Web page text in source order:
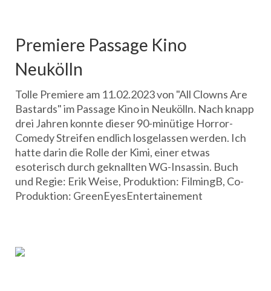
Premiere Passage Kino
Neukölln
Tolle Premiere am 11.02.2023 von "All Clowns Are
Bastards" im Passage Kino in Neukölln. Nach knapp
drei Jahren konnte dieser 90-minütige Horror-
Comedy Streifen endlich losgelassen werden. Ich
hatte darin die Rolle der Kimi, einer etwas
esoterisch durch geknallten WG-Insassin. Buch
und Regie: Erik Weise, Produktion: FilmingB, Co-
Produktion: GreenEyesEntertainement